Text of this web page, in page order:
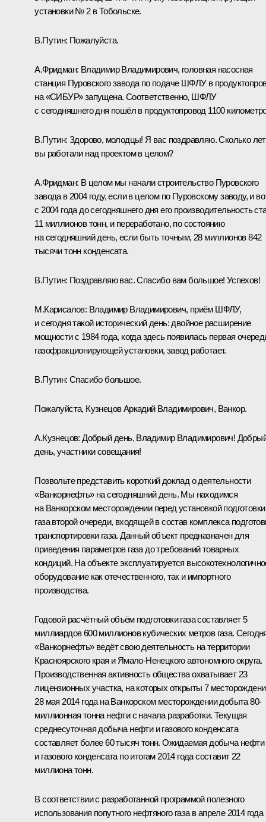
установки № 2 в Тобольске.
В.Путин: Пожалуйста.
А.Фридман: Владимир Владимирович, головная насосная
станция Пуровского завода по подаче ШФЛУ в
на «СИБУР» запущена. Соответственно, ШФЛУ
с сегодняшнего дня пошёл в продуктопровод 1100
В.Путин: Здорово, молодцы! Я вас поздравляю. Сколько лет
вы работали над проектом в целом?
А.Фридман: В целом мы начали строительство Пуровского
завода в 2004 году, если в целом по Пуровскому заводу, и
с 2004 года до сегодняшнего дня его производительность
11 миллионов тонн, и переработано, по состоянию
на сегодняшний день, если быть точным, 28 миллионов 842
тысячи тонн конденсата.
В.Путин: Поздравляю вас. Спасибо вам большое! Успехов!
М.Карисалов: Владимир Владимирович, приём ШФЛУ,
и сегодня такой исторический день: двойное расширение
мощности с 1984 года, когда здесь появилась первая
газофракционирующей установки, завод работает.
В.Путин: Спасибо большое.
Пожалуйста, Кузнецов Аркадий Владимирович, Ванкор.
А.Кузнецов: Добрый день, Владимир Владимирович!
день, участники совещания!
Позвольте представить короткий доклад о деятельности
«Ванкорнефть» на сегодняшний день. Мы находимся
на Ванкорском месторождении перед установкой подготовки
газа второй очереди, входящей в состав комплекса
транспортировки газа. Данный объект предназначен для
приведения параметров газа до требований товарных
кондиций. На объекте эксплуатируется
оборудование как отечественного, так и импортного
производства.
Годовой расчётный объём подготовки газа составляет 5
миллиардов 600 миллионов кубических метров газа.
«Ванкорнефть» ведёт свою деятельность на территории
Красноярского края и Ямало-Ненецкого автономного округа.
Производственная активность общества охватывает 23
лицензионных участка, на которых открыты 7
28 мая 2014 года на Ванкорском месторождении добыта 80-
миллионная тонна нефти с начала разработки. Текущая
среднесуточная добыча нефти и газового конденсата
составляет более 60 тысяч тонн. Ожидаемая добыча нефти
и газового конденсата по итогам 2014 года составит 22
миллиона тонн.
В соответствии с разработанной программой полезного
использования попутного нефтяного газа в апреле 2014 года